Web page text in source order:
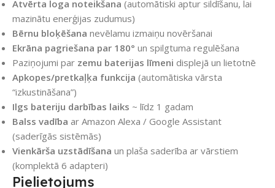
Atvērta loga noteikšana (automātiski aptur sildīšanu, lai
mazinātu enerģijas zudumus)
Bērnu bloķēšana nevēlamu izmaiņu novēršanai
Ekrāna pagriešana par 180° un spilgtuma regulēšana
Paziņojumi par zemu baterijas līmeni displejā un lietotnē
Apkopes/pretkaļķa funkcija (automātiska vārsta
“izkustināšana”)
Ilgs bateriju darbības laiks ~ līdz 1 gadam
Balss vadība ar Amazon Alexa / Google Assistant
(saderīgās sistēmās)
Vienkārša uzstādīšana un plaša saderība ar vārstiem
(komplektā 6 adapteri)
Pielietojums